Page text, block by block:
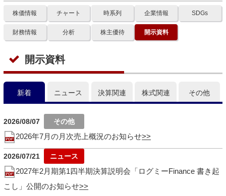
株価情報 チャート 時系列 企業情報 SDGs
財務情報 分析 株主優待 開示資料
開示資料
新着 ニュース 決算関連 株式関連 その他
2026/08/07
2026年7月の月次売上概況のお知らせ
2026/07/21
2027年2月期第1四半期決算説明会「ログミーFinance 書き起
こし」公開のお知らせ